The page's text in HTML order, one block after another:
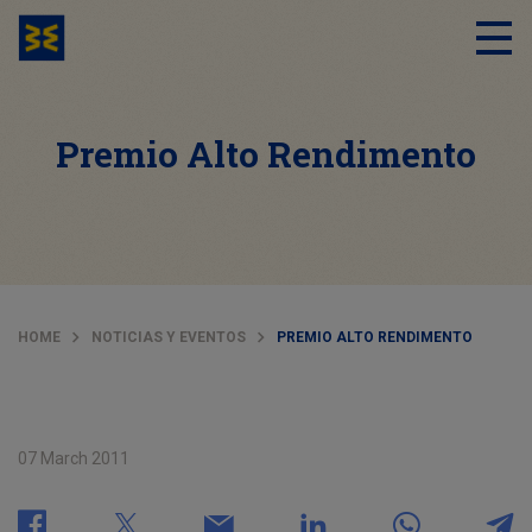
Premio Alto Rendimento
HOME NOTICIAS Y EVENTOS PREMIO ALTO RENDIMENTO
07 March 2011